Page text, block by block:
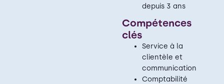
depuis 3 ans
Compétences
clés
Service à la
clientèle et
communication
Comptabilité